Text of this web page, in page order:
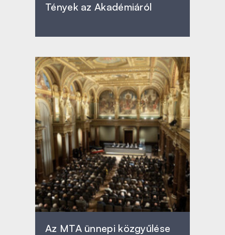
Tények az Akadémiáról
Az MTA ünnepi közgyűlése